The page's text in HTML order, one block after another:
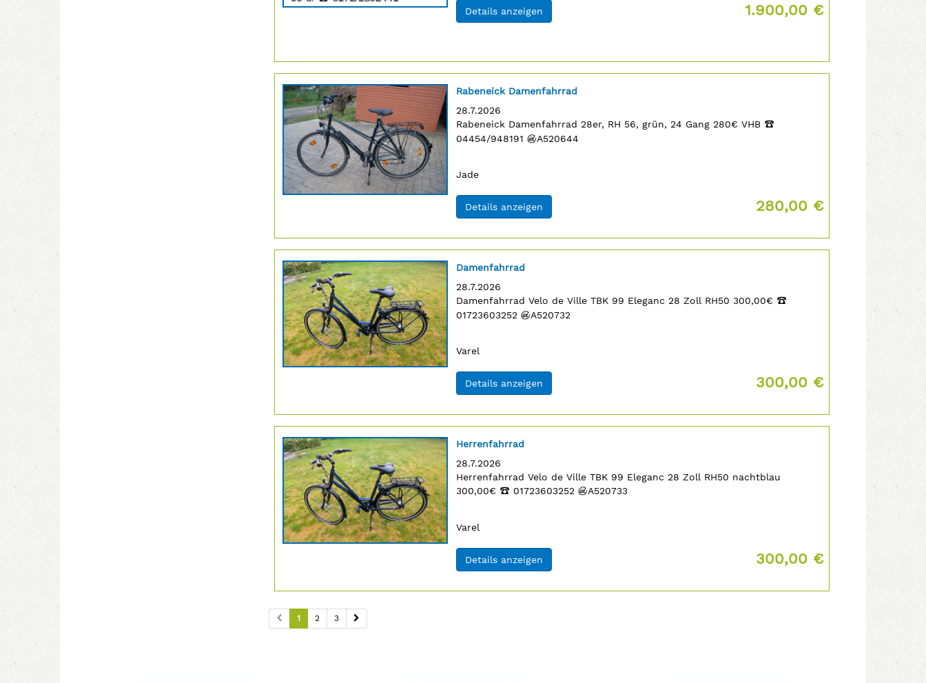
Preis:
1.900,00 €
Details anzeigen(ID: 2064564)
Anzeige
2061848
anzeigen
Info:
Titel:
Rabeneick Damenfahrrad
Erscheinungsdatum:
28.7.2026
Anzeigentext:
Rabeneick Damenfahrrad 28er, RH 56, grün, 24 Gang 280€ VHB ‡
04454/948191 ¬A520644
Ort:
Jade
Preis:
280,00 €
Details anzeigen(ID: 2061848)
Anzeige
2062404
anzeigen
Info:
Titel:
Damenfahrrad
Erscheinungsdatum:
28.7.2026
Anzeigentext:
Damenfahrrad Velo de Ville TBK 99 Eleganc 28 Zoll RH50 300,00€ ‡
01723603252 ¬A520732
Ort:
Varel
Preis:
300,00 €
Details anzeigen(ID: 2062404)
Anzeige
2062405
anzeigen
Info:
Titel:
Herrenfahrrad
Erscheinungsdatum:
28.7.2026
Anzeigentext:
Herrenfahrrad Velo de Ville TBK 99 Eleganc 28 Zoll RH50 nachtblau
300,00€ ‡ 01723603252 ¬A520733
Ort:
Varel
Preis:
300,00 €
Details anzeigen(ID: 2062405)
1 2 3